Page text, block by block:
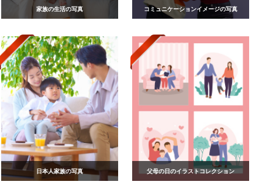
家族の生活の写真 コミュニケーションイメージの写真
日本人家族の写真 父母の日のイラストコレクション